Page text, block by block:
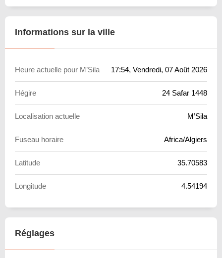
Informations sur la ville
Heure actuelle pour M’Sila 17:54, Vendredi, 07 Août 2026
Hégire 24 Safar 1448
Localisation actuelle M’Sila
Fuseau horaire Africa/Algiers
Latitude 35.70583
Longitude 4.54194
Réglages